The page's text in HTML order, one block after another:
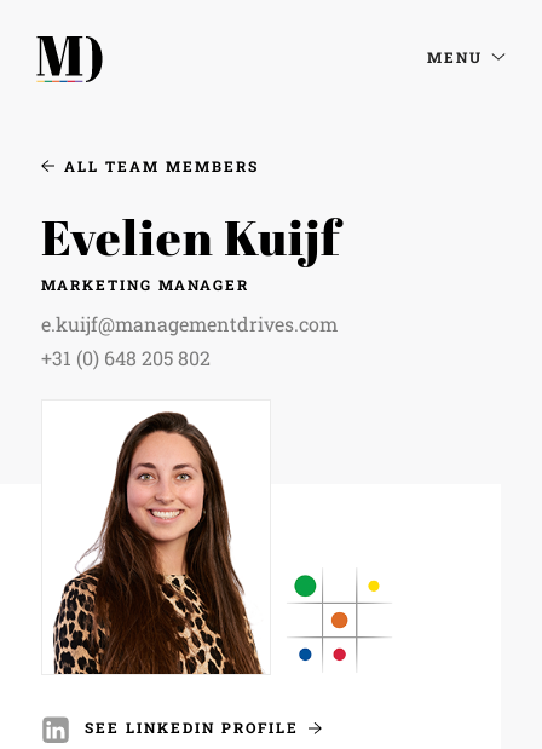
MENU
ALL TEAM MEMBERS
Evelien Kuijf
MARKETING MANAGER
e.kuijf@managementdrives.com
+31 (0) 648 205 802
SEE LINKEDIN PROFILE